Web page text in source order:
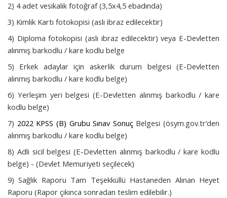
2) 4 adet vesikalık fotoğraf (3,5x4,5 ebadında)
3) Kimlik Kartı fotokopisi (aslı ibraz edilecektir)
4) Diploma fotokopisi (aslı ibraz edilecektir) veya E-Devletten
alınmış barkodlu / kare kodlu belge
5) Erkek adaylar için askerlik durum belgesi (E-Devletten
alınmış barkodlu / kare kodlu belge)
6) Yerleşim yeri belgesi (E-Devletten alınmış barkodlu / kare
kodlu belge)
7) 2022 KPSS (B) Grubu Sınav Sonuç Belgesi (ösym.gov.tr’den
alınmış barkodlu / kare kodlu belge)
8) Adli sicil belgesi (E-Devletten alınmış barkodlu / kare kodlu
belge) - (Devlet Memuriyeti seçilecek)
9) Sağlık Raporu Tam Teşekküllü Hastaneden Alınan Heyet
Raporu (Rapor çıkınca sonradan teslim edilebilir.)